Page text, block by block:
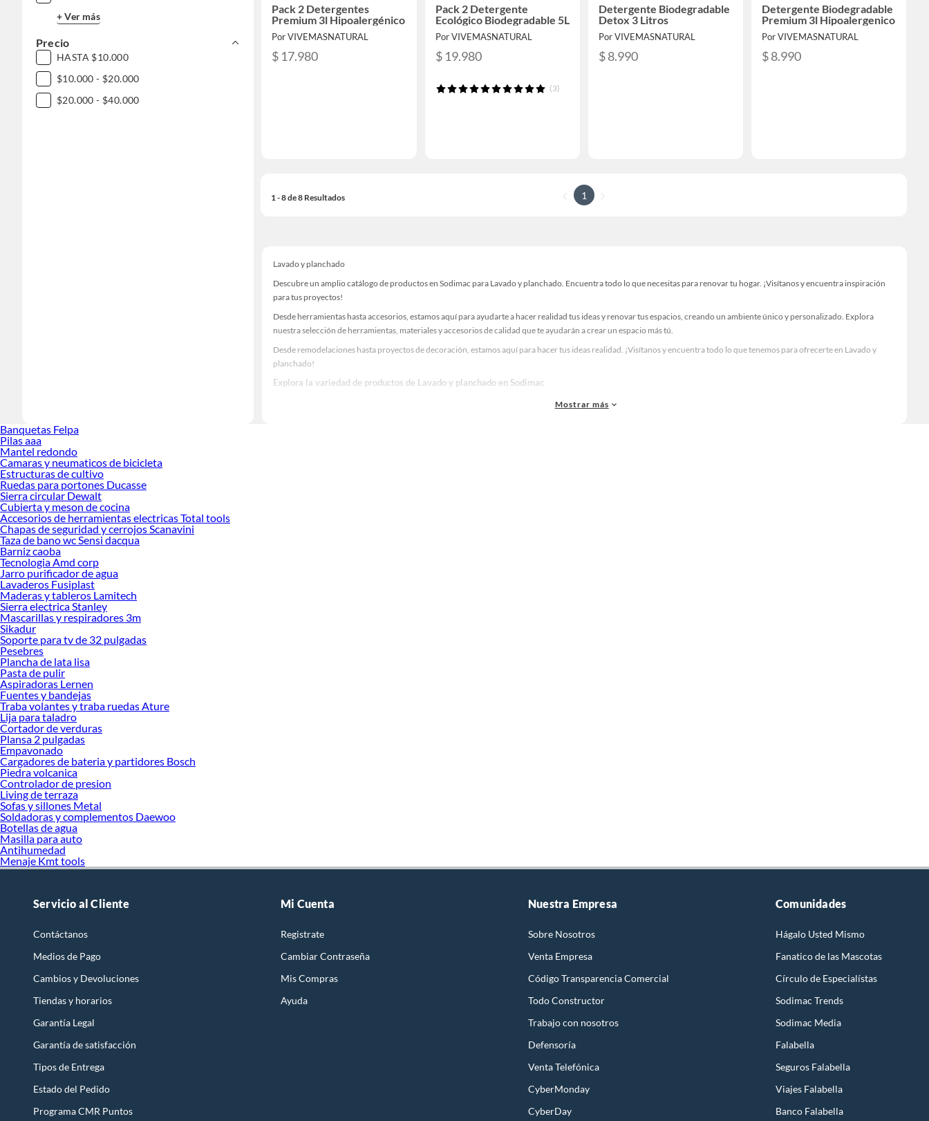
+ Ver más
Precio
HASTA $10.000
$10.000 - $20.000
$20.000 - $40.000
Pack 2 Detergentes
Premium 3l Hipoalergénico
Por VIVEMASNATURAL
$ 17.980
Pack 2 Detergente
Ecológico Biodegradable 5L
Por VIVEMASNATURAL
$ 19.980
(3)
Detergente Biodegradable
Detox 3 Litros
Por VIVEMASNATURAL
$ 8.990
Detergente Biodegradable
Premium 3l Hipoalergenico
Por VIVEMASNATURAL
$ 8.990
1 - 8 de 8 Resultados 1
Lavado y planchado
Descubre un amplio catálogo de productos en Sodimac para Lavado y planchado. Encuentra todo lo que necesitas para renovar tu hogar. ¡Visítanos y encuentra inspiración
para tus proyectos!
Desde herramientas hasta accesorios, estamos aquí para ayudarte a hacer realidad tus ideas y renovar tus espacios, creando un ambiente único y personalizado. Explora
nuestra selección de herramientas, materiales y accesorios de calidad que te ayudarán a crear un espacio más tú.
Desde remodelaciones hasta proyectos de decoración, estamos aquí para hacer tus ideas realidad. ¡Visítanos y encuentra todo lo que tenemos para ofrecerte en Lavado y
planchado!
Explora la variedad de productos de Lavado y planchado en Sodimac
Herramientas, materiales y accesorios de calidad para tus proyectos y renovación de espacios. ¡Visítanos y descubre todo lo que tenemos para ofrecerte!
Mostrar más
Banquetas Felpa
Pilas aaa
Mantel redondo
Camaras y neumaticos de bicicleta
Estructuras de cultivo
Ruedas para portones Ducasse
Sierra circular Dewalt
Cubierta y meson de cocina
Accesorios de herramientas electricas Total tools
Chapas de seguridad y cerrojos Scanavini
Taza de bano wc Sensi dacqua
Barniz caoba
Tecnologia Amd corp
Jarro purificador de agua
Lavaderos Fusiplast
Maderas y tableros Lamitech
Sierra electrica Stanley
Mascarillas y respiradores 3m
Sikadur
Soporte para tv de 32 pulgadas
Pesebres
Plancha de lata lisa
Pasta de pulir
Aspiradoras Lernen
Fuentes y bandejas
Traba volantes y traba ruedas Ature
Lija para taladro
Cortador de verduras
Plansa 2 pulgadas
Empavonado
Cargadores de bateria y partidores Bosch
Piedra volcanica
Controlador de presion
Living de terraza
Sofas y sillones Metal
Soldadoras y complementos Daewoo
Botellas de agua
Masilla para auto
Antihumedad
Menaje Kmt tools
Servicio al Cliente
Contáctanos
Medios de Pago
Cambios y Devoluciones
Tiendas y horarios
Garantía Legal
Garantía de satisfacción
Tipos de Entrega
Estado del Pedido
Programa CMR Puntos
Mi Cuenta
Registrate
Cambiar Contraseña
Mis Compras
Ayuda
Nuestra Empresa
Sobre Nosotros
Venta Empresa
Código Transparencia Comercial
Todo Constructor
Trabajo con nosotros
Defensoría
Venta Telefónica
CyberMonday
CyberDay
Comunidades
Hágalo Usted Mismo
Fanatico de las Mascotas
Círculo de Especialístas
Sodimac Trends
Sodimac Media
Falabella
Seguros Falabella
Viajes Falabella
Banco Falabella